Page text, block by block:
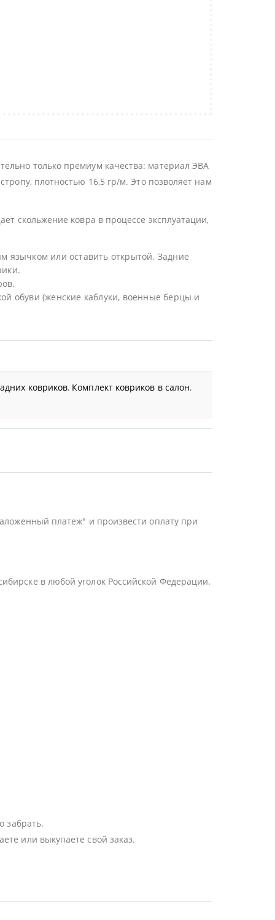
только премиум качества: материал ЭВА
плотностью 16,5 гр/м. Это позволяет нам
скольжение ковра в процессе эксплуатации,
язычком или оставить открытой. Задние
обуви (женские каблуки, военные берцы и
ковриков, Комплект ковриков в салон,
платеж" и произвести оплату при
в любой уголок Российской Федерации.
забрать.
или выкупаете свой заказ.